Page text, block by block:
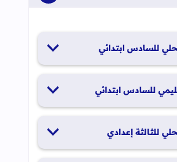
للسادس ابتدائي
للسادس ابتدائي
للثالثة إعدادي